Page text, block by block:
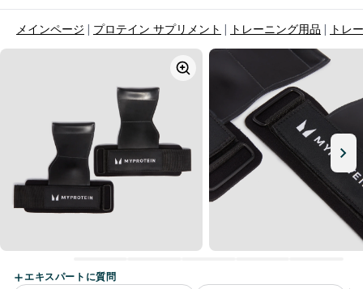
メインページ プロテイン サプリメント トレーニング用品 トレ